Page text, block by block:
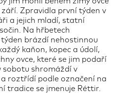
Zpravidla první týden v
a jejich mladí, statní
Na hřbetech
týden brázdí nehostinnou
kaňon, kopec a údolí,
ovce, které se jim podaří
sobotu shromáždí v
roztřídí podle označení na
tradice se jmenuje Réttir.